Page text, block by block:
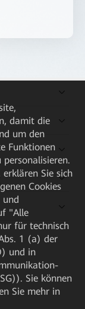
damit die
um den
Funktionen
Sie sich
Cookies
"Alle
für technisch
1 (a) der
und in
Sie können
Sie mehr in